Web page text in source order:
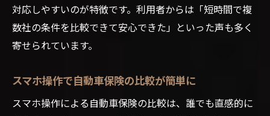
対応しやすいのが特徴です。利用者からは「短時間で複
数社の条件を比較できて安心できた」といった声も多く
寄せられています。
スマホ操作で自動車保険の比較が簡単に
スマホ操作による自動車保険の比較は、誰でも直感的に